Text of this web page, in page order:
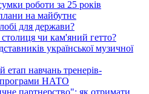
роботи за 25 років
на майбутнє
для держави?
чи кам'яний гетто?
української музичної
етап навчань тренерів-
програми НАТО
партнерство": як отримати